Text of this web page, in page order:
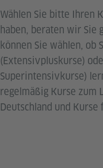
Wählen Sie bitte Ihren
haben, beraten wir Sie
können Sie wählen, ob
(Extensivpluskurse)
Superintensivkurse)
regelmäßig Kurse zum
Deutschland und